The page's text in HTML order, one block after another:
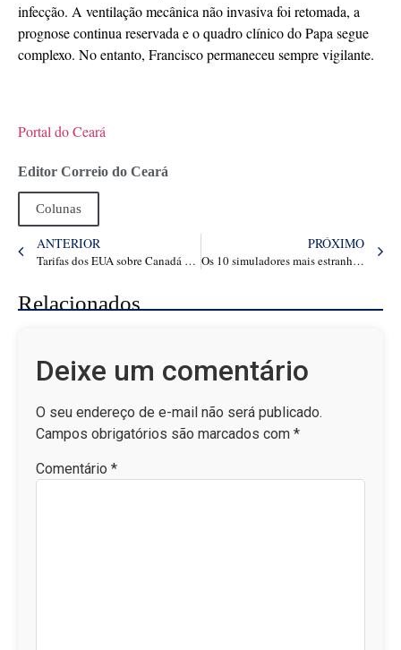
infecção. A ventilação mecânica não invasiva foi retomada, a
prognose continua reservada e o quadro clínico do Papa segue
complexo. No entanto, Francisco permaneceu sempre vigilante.
Portal do Ceará
Editor Correio do Ceará
Colunas
ANTERIOR
Tarifas dos EUA sobre Canadá e México devem começar nesta terça-feira (4)
PRÓXIMO
Os 10 simuladores mais estranhos lançados recentemente
Relacionados
Deixe um comentário
O seu endereço de e-mail não será publicado.
Campos obrigatórios são marcados com *
Comentário *